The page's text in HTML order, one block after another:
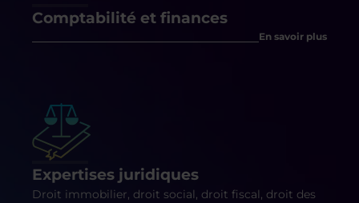
Comptabilité et finances
En savoir plus
Expertises juridiques
Droit immobilier, droit social, droit fiscal, droit des